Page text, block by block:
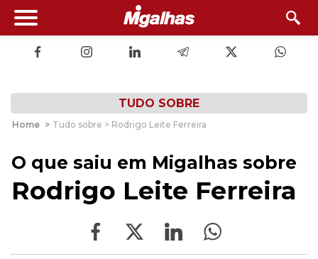
TUDO SOBRE
Home > Tudo sobre > Rodrigo Leite Ferreira
O que saiu em Migalhas sobre
Rodrigo Leite Ferreira